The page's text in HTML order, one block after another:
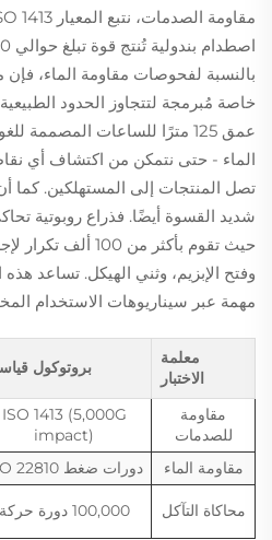
بالنسبة لفحوصات مقاومة الماء،
خاصة مُبرمجة لتتجاوز الحدود
الماء - حتى نتمكن من اكتشاف أي
تصل المنتجات إلى المستهلكين. كما
شديد القسوة أيضًا. فذراع روبوتية
حيث تقوم بأكثر من
وفتح الإبزيم، وثني الهيكل. تساعد
مهمة عبر سيناريوهات الاستخدام
معلمة
الاختبار
بروتوكول
مقاومة
للصدمات
ISO 1413 (5,000G
impact)
مقاومة الماء دورات ضغط ISO 22810
محاكاة التآكل 100,000 دورة حركة